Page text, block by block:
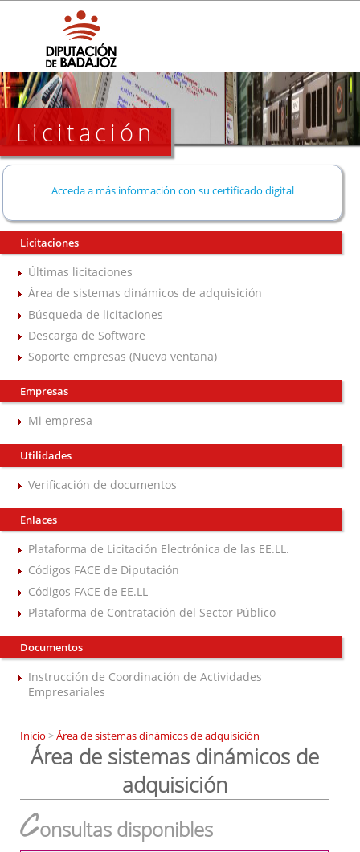
Licitación
Acceda a más información con su certificado digital
Licitaciones
Últimas licitaciones
Área de sistemas dinámicos de adquisición
Búsqueda de licitaciones
Descarga de Software
Soporte empresas (Nueva ventana)
Empresas
Mi empresa
Utilidades
Verificación de documentos
Enlaces
Plataforma de Licitación Electrónica de las EE.LL.
Códigos FACE de Diputación
Códigos FACE de EE.LL
Plataforma de Contratación del Sector Público
Documentos
Instrucción de Coordinación de Actividades
Empresariales
Inicio >Área de sistemas dinámicos de adquisición
Área de sistemas dinámicos de
adquisición
Consultas disponibles